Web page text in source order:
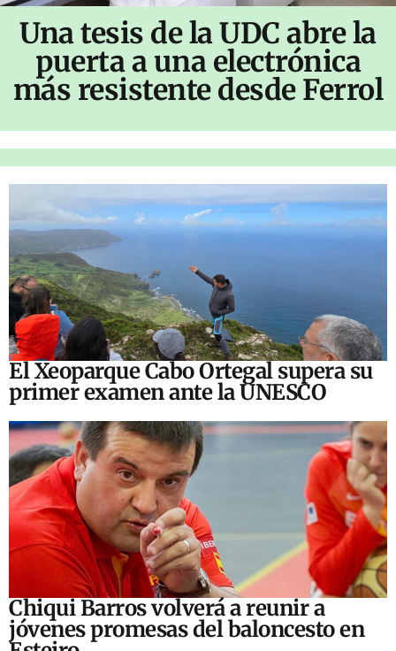
Una tesis de la UDC abre la
puerta a una electrónica
más resistente desde Ferrol
El Xeoparque Cabo Ortegal supera su
primer examen ante la UNESCO
Chiqui Barros volverá a reunir a
jóvenes promesas del baloncesto en